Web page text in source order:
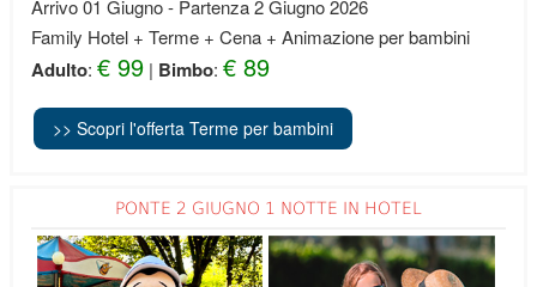
Arrivo 01 Giugno - Partenza 2 Giugno 2026
Family Hotel + Terme + Cena + Animazione per bambini
Adulto: € 99 | Bimbo: € 89
>> Scopri l'offerta Terme per bambini
PONTE 2 GIUGNO 1 NOTTE IN HOTEL